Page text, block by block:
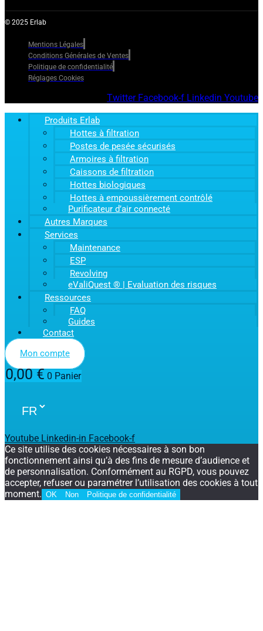
© 2025 Erlab
Mentions Légales
Conditions Générales de Ventes
Politique de confidentialité
Réglages Cookies
Twitter Facebook-f Linkedin Youtube
Produits Erlab
Hottes à filtration
Postes de pesée sécurisés
Armoires à filtration
Caissons de filtration
Hottes biologiques
Hottes à empoussièrement contrôlé
Purificateur d’air connecté
Autres Marques
Services
Maintenance
ESP
Revolving
eValiQuest ® | Evaluation des risques
Ressources
FAQ
Guides
Contact
Mon compte
0,00€ 0 Panier
Youtube Linkedin-in Facebook-f
Ce site utilise des cookies nécessaires à son bon
fonctionnement ainsi qu’à des fins de mesure d’audience et
de personnalisation. Conformément au RGPD, vous pouvez
accepter, refuser ou paramétrer l’utilisation des cookies à tout
moment. OK Non Politique de confidentialité